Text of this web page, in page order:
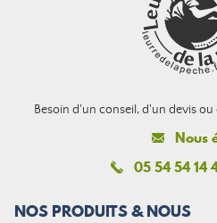
Besoin d'un conseil, d'un devis
Nous
05 54 54 14
NOS PRODUITS & NOUS